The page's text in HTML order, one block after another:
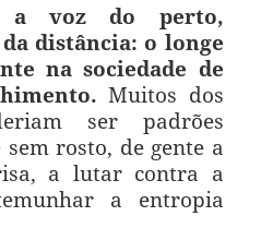
a voz do perto,
distância: o longe
na sociedade de
Muitos dos
ser padrões
rosto, de gente a
a lutar contra a
a entropia